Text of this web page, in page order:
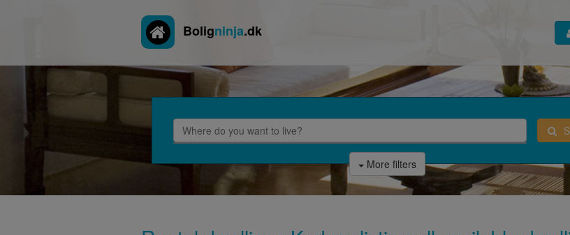
Boligninja.dk
More filters